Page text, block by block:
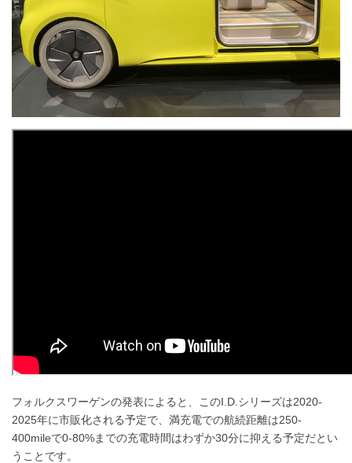
フォルクスワーゲンの発表によると、このI.D.シリーズは2020-
2025年に市販化される予定で、満充電での航続距離は250-
400mileで0-80%までの充電時間はわずか30分に抑える予定だとい
うことです。